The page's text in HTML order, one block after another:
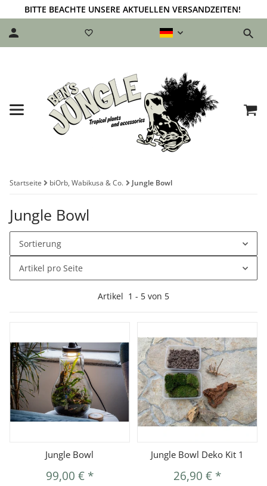
BITTE BEACHTE UNSERE AKTUELLEN VERSANDZEITEN!
Startseite biOrb, Wabikusa & Co. Jungle Bowl
Jungle Bowl
Sortierung
Artikel pro Seite
Artikel 1 - 5 von 5
Jungle Bowl
99,00 € *
Jungle Bowl Deko Kit 1
26,90 € *